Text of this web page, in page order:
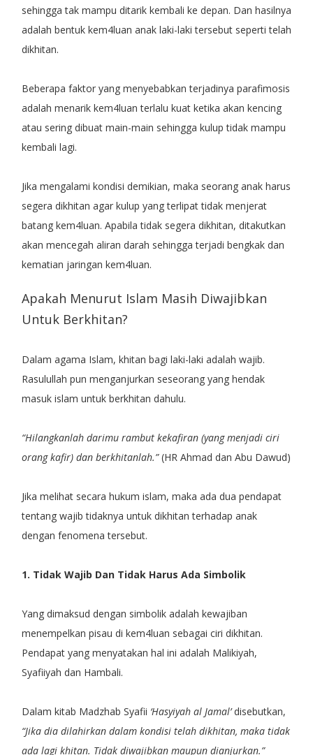
sehingga tak mampu ditarik kembali ke depan. Dan hasilnya
adalah bentuk kem4luan anak laki-laki tersebut seperti telah
dikhitan.
Beberapa faktor yang menyebabkan terjadinya parafimosis
adalah menarik kem4luan terlalu kuat ketika akan kencing
atau sering dibuat main-main sehingga kulup tidak mampu
kembali lagi.
Jika mengalami kondisi demikian, maka seorang anak harus
segera dikhitan agar kulup yang terlipat tidak menjerat
batang kem4luan. Apabila tidak segera dikhitan, ditakutkan
akan mencegah aliran darah sehingga terjadi bengkak dan
kematian jaringan kem4luan.
Apakah Menurut Islam Masih Diwajibkan
Untuk Berkhitan?
Dalam agama Islam, khitan bagi laki-laki adalah wajib.
Rasulullah pun menganjurkan seseorang yang hendak
masuk islam untuk berkhitan dahulu.
“Hilangkanlah darimu rambut kekafiran (yang menjadi ciri
orang kafir) dan berkhitanlah.”(HR Ahmad dan Abu Dawud)
Jika melihat secara hukum islam, maka ada dua pendapat
tentang wajib tidaknya untuk dikhitan terhadap anak
dengan fenomena tersebut.
1. Tidak Wajib Dan Tidak Harus Ada Simbolik
Yang dimaksud dengan simbolik adalah kewajiban
menempelkan pisau di kem4luan sebagai ciri dikhitan.
Pendapat yang menyatakan hal ini adalah Malikiyah,
Syafiiyah dan Hambali.
Dalam kitab Madzhab Syafii ‘Hasyiyah al Jamal’disebutkan,
“Jika dia dilahirkan dalam kondisi telah dikhitan, maka tidak
ada lagi khitan. Tidak diwajibkan maupun dianjurkan.”